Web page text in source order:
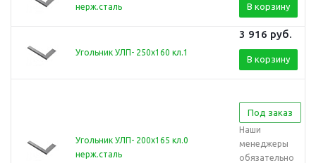
нерж.сталь
В корзину
Угольник УЛП- 250х160 кл.1
3 916 руб.
В корзину
Угольник УЛП- 200х165 кл.0
нерж.сталь
Под заказ
Наши
менеджеры
обязательно